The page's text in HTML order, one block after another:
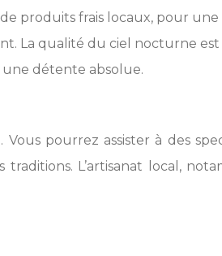
produits frais locaux, pour
La qualité du ciel nocturne est
détente absolue.
pourrez assister à des
L’artisanat local,